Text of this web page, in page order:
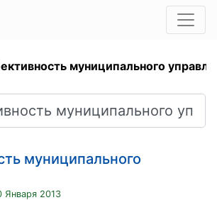
муниципального
муниципального
Января 2013